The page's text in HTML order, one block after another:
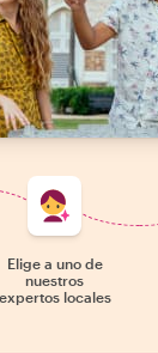
Elige a uno de
nuestros
expertos locales